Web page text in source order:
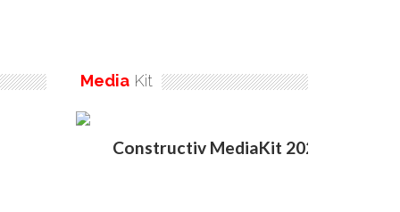
Media Kit
Constructiv MediaKit 2020